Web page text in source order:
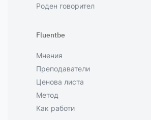
Роден говорител
Fluentbe
Мнения
Преподаватели
Ценова листа
Метод
Как работи